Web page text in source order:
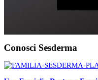
Conosci Sesderma